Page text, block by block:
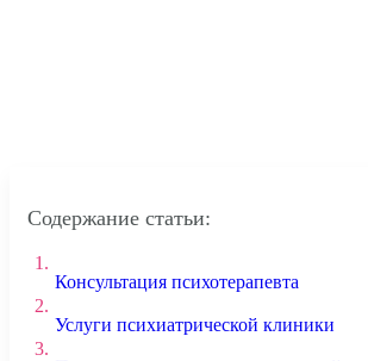
Содержание статьи:
1.
Консультация психотерапевта
2.
Услуги психиатрической клиники
3.